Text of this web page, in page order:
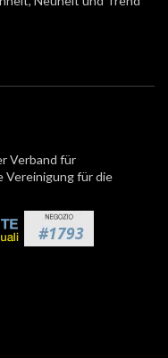
Verband für
Vereinigung für die